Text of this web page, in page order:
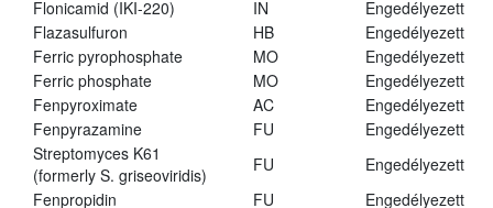
Flonicamid (IKI-220)
IN
Engedélyezett
Flazasulfuron
HB
Engedélyezett
Ferric pyrophosphate
MO
Engedélyezett
Ferric phosphate
MO
Engedélyezett
Fenpyroximate
AC
Engedélyezett
Fenpyrazamine
FU
Engedélyezett
Streptomyces K61
(formerly S. griseoviridis)
FU
Engedélyezett
Fenpropidin
FU Engedélyezett